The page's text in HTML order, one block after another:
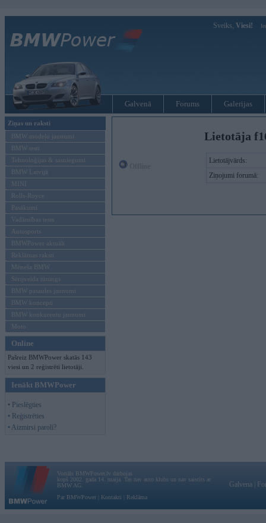
Sveiks, Viesi!
Galvenā Forums Galerijas
Ziņas un raksti
BMW modeļu jaunumi
BMW testi
Tehnoloģijas & sasniegumi
BMW Latvijā
MINI
Rolls-Royce
Pasākumi
Vadāmības tests
Autosports
BMWPower aktuāli
Reklāmas raksti
Mēneša BMW
Sērijveida tūnings
BMW pasaules jaunumi
BMW koncepti
BMW konkurentu jaunumi
Moto
Online
Pašreiz BMWPower skatās 143
viesi un 2 reģistrēti lietotāji.
Ienākt BMWPower
• Pieslēgties
• Reģistrēties
• Aizmirsi paroli?
Lietotāja
Lietotājvārds:
Ziņojumi forumā:
Vortāls BMWPower.lv darbojas
kopš 2002. gada 14. maija. Tas nav auto klubs un nav saistīts ar
BMW AG.
Par BMWPower
Kontakti Reklāma
Galvena